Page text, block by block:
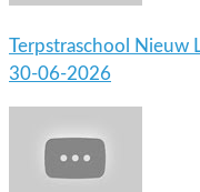
Terpstraschool Nieuw
30-06-2026